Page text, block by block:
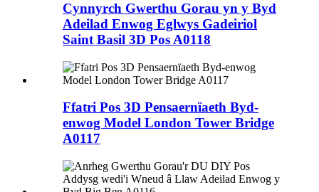
Cynnyrch Gwerthu Gorau yn y Byd
Adeilad Enwog Eglwys Gadeiriol
Saint Basil 3D Pos A0118
Ffatri Pos 3D Pensaernïaeth Byd-
enwog Model London Tower Bridge
A0117